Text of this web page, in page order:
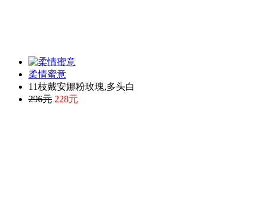
柔情蜜意
11枝戴安娜粉玫瑰,多头白
296元 228元